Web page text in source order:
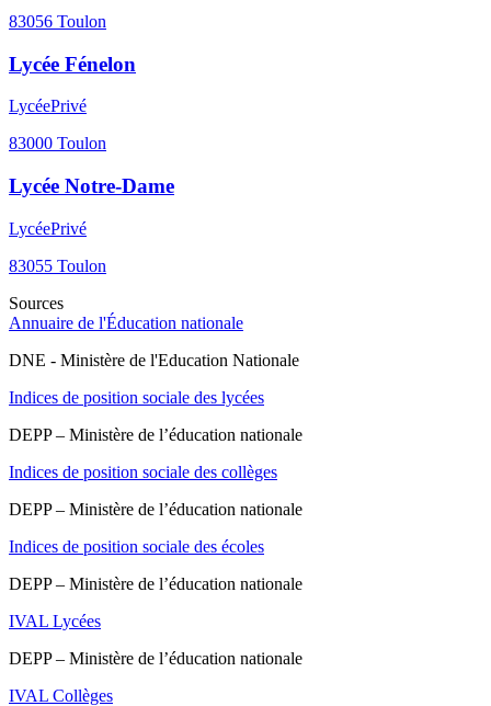
83056 Toulon
Lycée Fénelon
LycéePrivé
83000 Toulon
Lycée Notre-Dame
LycéePrivé
83055 Toulon
Sources
Annuaire de l'Éducation nationale
DNE - Ministère de l'Education Nationale
Indices de position sociale des lycées
DEPP – Ministère de l’éducation nationale
Indices de position sociale des collèges
DEPP – Ministère de l’éducation nationale
Indices de position sociale des écoles
DEPP – Ministère de l’éducation nationale
IVAL Lycées
DEPP – Ministère de l’éducation nationale
IVAL Collèges